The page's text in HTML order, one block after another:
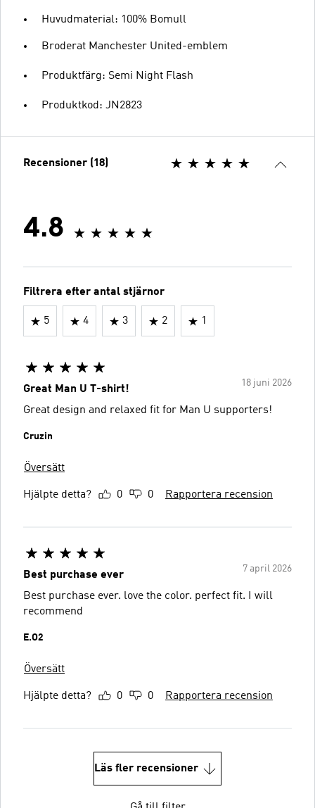
Huvudmaterial: 100% Bomull
Broderat Manchester United-emblem
Produktfärg: Semi Night Flash
Produktkod: JN2823
Recensioner (18)
4.8
Filtrera efter antal stjärnor
5 4 3 2 1
18 juni 2026
Great Man U T-shirt!
Great design and relaxed fit for Man U supporters!
Cruzin
Översätt
Hjälpte detta? 0 0 Rapportera recension
7 april 2026
Best purchase ever
Best purchase ever. love the color. perfect fit. I will
recommend
E.O2
Översätt
Hjälpte detta? 0 0 Rapportera recension
Läs fler recensioner